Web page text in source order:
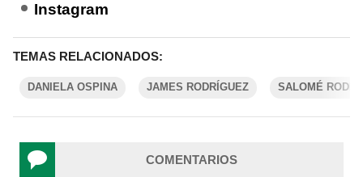
Instagram
TEMAS RELACIONADOS:
DANIELA OSPINA JAMES RODRÍGUEZ SALOMÉ
COMENTARIOS